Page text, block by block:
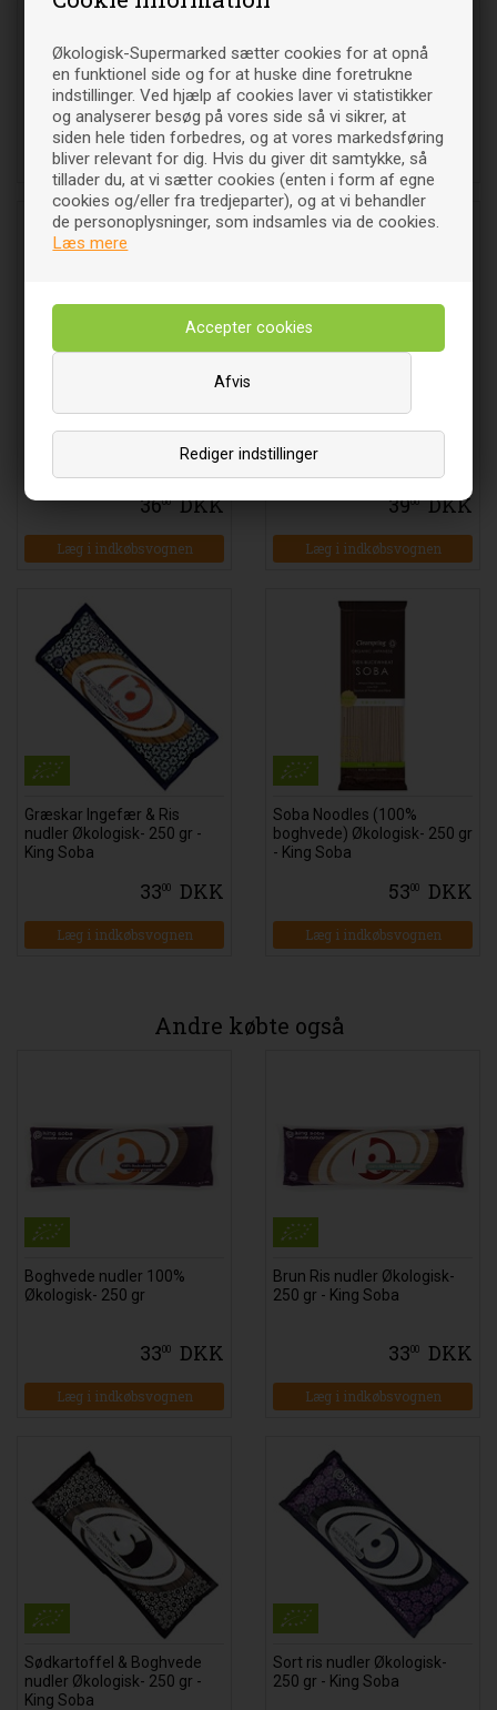
Økologisk-Supermarked sætter cookies for at opnå
en funktionel side og for at huske dine foretrukne
indstillinger. Ved hjælp af cookies laver vi statistikker
og analyserer besøg på vores side så vi sikrer, at
siden hele tiden forbedres, og at vores markedsføring
bliver relevant for dig. Hvis du giver dit samtykke, så
tillader du, at vi sætter cookies (enten i form af egne
cookies og/eller fra tredjeparter), og at vi behandler
de personoplysninger, som indsamles via de cookies.
Læs mere
Rediger indstillinger
Afvis
Økologisk - 200 gram
4300 DKK
Læg i indkøbsvognen
250 gr - King Soba
30
Læg i indkøbsvognen
Sort ris nudler Økologisk-
3600 DKK
Læg i indkøbsvognen
100% Brun ris nudler
Økologisk - 200 gram
3900 DKK
Læg i indkøbsvognen
Græskar Ingefær & Ris
nudler Økologisk- 250 gr -
King Soba
3300 DKK
Læg i indkøbsvognen
Soba Noodles (100%
boghvede) Økologisk- 250 gr
- King Soba
5300 DKK
Læg i indkøbsvognen
Andre købte også
Boghvede nudler 100%
Økologisk- 250 gr
3300 DKK
Læg i indkøbsvognen
Brun Ris nudler Økologisk-
250 gr - King Soba
3300 DKK
Læg i indkøbsvognen
Sødkartoffel & Boghvede
nudler Økologisk- 250 gr -
King Soba
Sort ris nudler Økologisk-
250 gr - King Soba